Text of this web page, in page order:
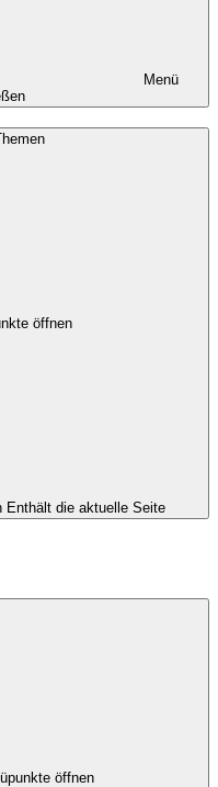
Menü
öffnen
Enthält die aktuelle Seite
öffnen